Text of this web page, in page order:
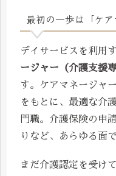
最初の一歩は「ケ
デイサービスを利用
ージャー（介護支援
す。ケアマネージャ
をもとに、最適な介
門職。介護保険の申
りなど、あらゆる面
まだ介護認定を受け